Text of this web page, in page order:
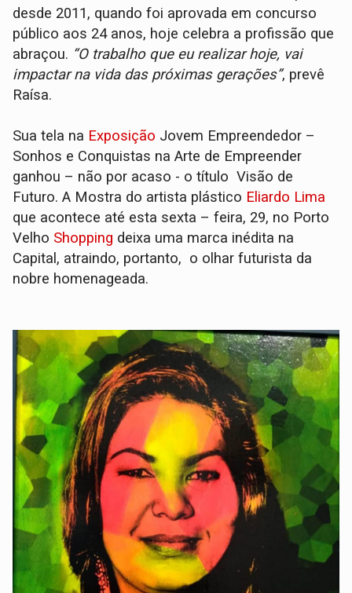
desde 2011, quando foi aprovada em concurso
público aos 24 anos, hoje celebra a profissão que
abraçou. “O trabalho que eu realizar hoje, vai
impactar na vida das próximas gerações”, prevê
Raísa.
Sua tela na Exposição Jovem Empreendedor –
Sonhos e Conquistas na Arte de Empreender
ganhou – não por acaso - o título Visão de
Futuro. A Mostra do artista plástico Eliardo Lima
que acontece até esta sexta – feira, 29, no Porto
Velho Shopping deixa uma marca inédita na
Capital, atraindo, portanto, o olhar futurista da
nobre homenageada.